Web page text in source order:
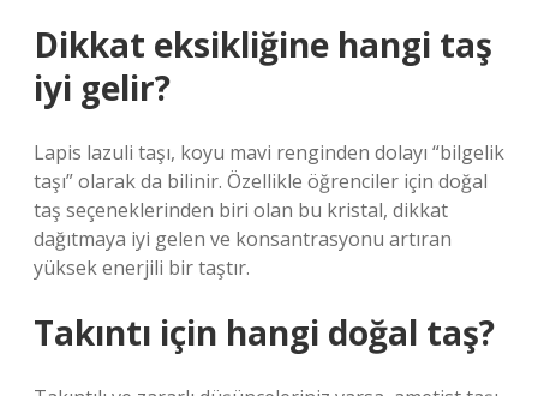
Dikkat eksikliğine hangi taş
iyi gelir?
Lapis lazuli taşı, koyu mavi renginden dolayı “bilgelik
taşı” olarak da bilinir. Özellikle öğrenciler için doğal
taş seçeneklerinden biri olan bu kristal, dikkat
dağıtmaya iyi gelen ve konsantrasyonu artıran
yüksek enerjili bir taştır.
Takıntı için hangi doğal taş?